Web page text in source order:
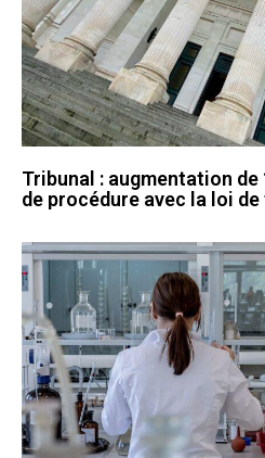
Tribunal : augmentation
de procédure avec la loi